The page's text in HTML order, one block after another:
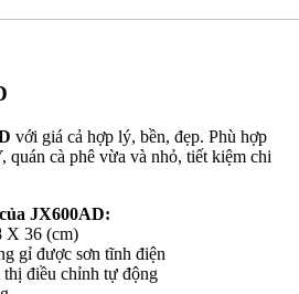
với giá cả hợp lý, bền, đẹp. Phù hợp
cà phê vừa và nhỏ, tiết kiệm chi
JX600AD:
X 36 (cm)
gỉ được sơn tĩnh điện
điều chỉnh tự động